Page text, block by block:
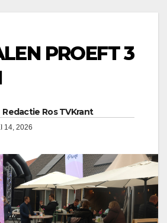
PROEFT 3
Redactie Ros TVKrant
14, 2026